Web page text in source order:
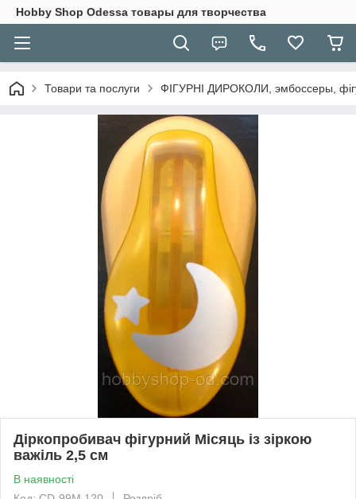
Hobbу Shop Odessa товары для творчества
Товари та послуги ФІГУРНІ ДИРОКОЛИ, эмбоссеры,
Діркопробивач фігурний Місяць із зіркою
важіль 2,5 см
В наявності